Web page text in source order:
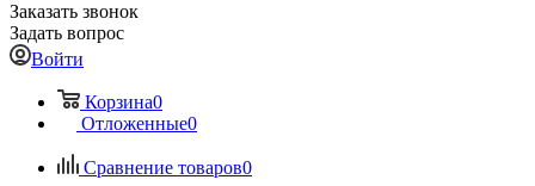
Заказать звонок
Задать вопрос
Войти
Корзина0
Отложенные0
Сравнение товаров0